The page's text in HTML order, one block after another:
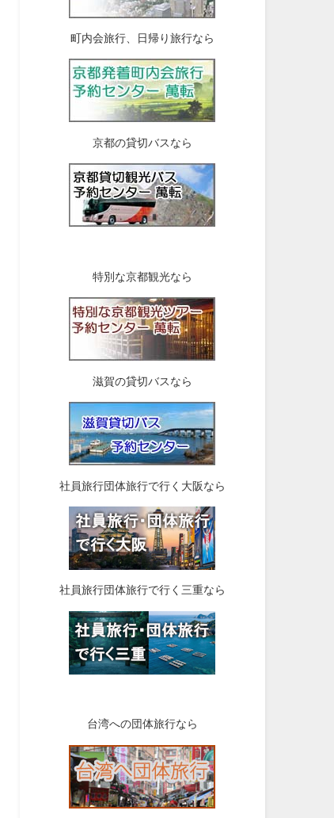
町内会旅行、日帰り旅行なら
京都の貸切バスなら
特別な京都観光なら
滋賀の貸切バスなら
社員旅行団体旅行で行く大阪なら
社員旅行団体旅行で行く三重なら
台湾への団体旅行なら